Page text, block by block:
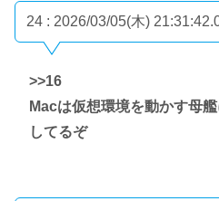
24 : 2026/03/05(木)
>>16
Macは仮想環境を動かす母
してるぞ